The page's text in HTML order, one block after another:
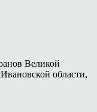
Великой
области,